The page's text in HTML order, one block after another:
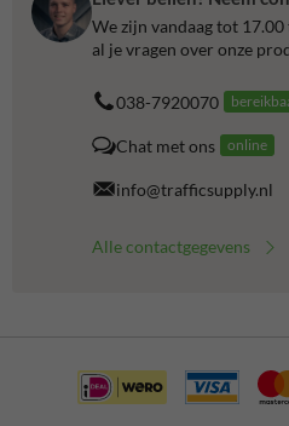
We zijn vandaag tot
al je vragen over onze
038-7920070
Chat met ons online
info@trafficsupply.nl
Alle contactgegevens